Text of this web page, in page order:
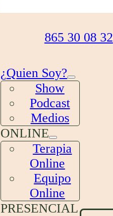
865 30 08 32
¿Quien Soy?
Show
Podcast
Medios
ONLINE
Terapia
Online
Equipo
Online
PRESENCIAL